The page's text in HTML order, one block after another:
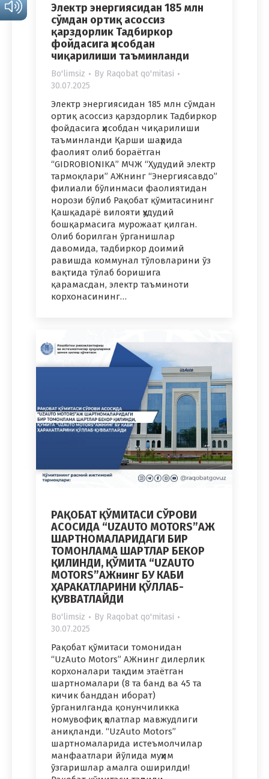
Электр энергиясидан 185 млн
сўмдан ортиқ асоссиз
қарздорлик Тадбиркор
фойдасига ҳисобдан
чиқарилиши таъминланди
Bo'limsiz By Raqobat qo'mitasi
30.07.2025
Электр энергиясидан 185 млн сўмдан
ортиқ асоссиз қарздорлик Тадбиркор
фойдасига ҳисобдан чиқарилиши
таъминланди Қарши шаҳрида
фаолият олиб бораётган
“GIDROBIONIKA” МЧЖ “Ҳудудий электр
тармоқлари” АЖнинг “Энергиясавдо”
филиали бўлинмаси фаолиятидан
норози бўлиб Рақобат қўмитасининг
Қашқадарё вилояти ҳудудий
бошқармасига мурожаат қилган.
Олиб борилган ўрганишлар
давомида, тадбиркор доимий
равишда коммунал тўловларини ўз
вақтида тўлаб боришига
қарамасдан, электр таъминоти
корхонасининг…
РАҚОБАТ ҚЎМИТАСИ СЎРОВИ
АСОСИДА “UZAUTO MOTORS”АЖ
ШАРТНОМАЛАРИДАГИ БИР
ТОМОНЛАМА ШАРТЛАР БЕКОР
ҚИЛИНДИ, ҚЎМИТА “UZAUTO
MOTORS”АЖнинг БУ КАБИ
ҲАРАКАТЛАРИНИ ҚЎЛЛАБ-
ҚУВВАТЛАЙДИ
Bo'limsiz By Raqobat qo'mitasi
30.07.2025
Рақобат қўмитаси томонидан
“UzAuto Motors” АЖнинг дилерлик
корхоналари тақдим этаётган
шартномалари (8 та банд ва 45 та
кичик банддан иборат)
ўрганилганда қонунчиликка
номувофиқ ҳолатлар мавжудлиги
аниқланди. “UzAuto Motors”
шартномаларида истеъмолчилар
манфаатлари йўлида муҳим
ўзгаришлар амалга оширилди!